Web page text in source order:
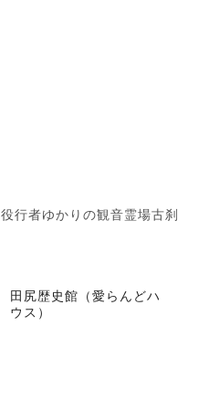
役行者ゆかりの観音霊場古刹
田尻歴史館（愛らんどハ
ウス）